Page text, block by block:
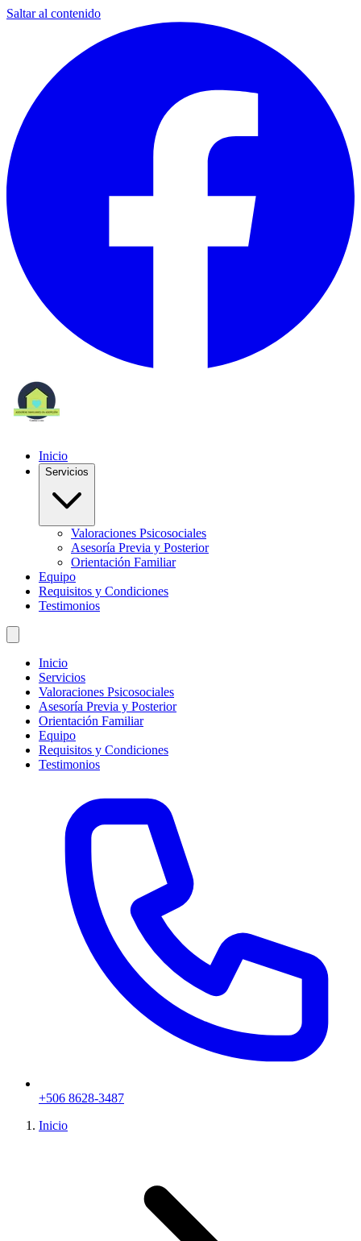
Saltar al contenido
Inicio
Servicios
Valoraciones Psicosociales
Asesoría Previa y Posterior
Orientación Familiar
Equipo
Requisitos y Condiciones
Testimonios
Inicio
Servicios
Valoraciones Psicosociales
Asesoría Previa y Posterior
Orientación Familiar
Equipo
Requisitos y Condiciones
Testimonios
+506 8628-3487
Inicio